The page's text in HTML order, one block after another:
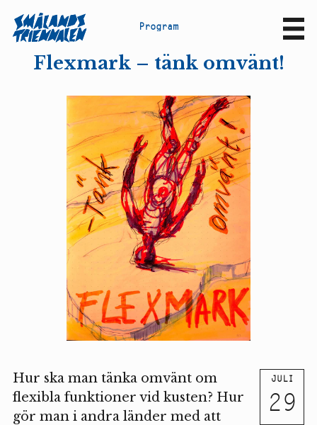
Program
Flexmark – tänk omvänt!
JULI
29
Hur ska man tänka omvänt om
flexibla funktioner vid kusten? Hur
gör man i andra länder med att